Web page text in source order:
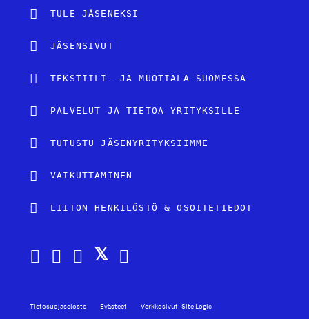
TULE JÄSENEKSI
JÄSENSIVUT
TEKSTIILI- JA MUOTIALA SUOMESSA
PALVELUT JA TIETOA YRITYKSILLE
TUTUSTU JÄSENYRITYKSIIMME
VAIKUTTAMINEN
LIITON HENKILÖSTÖ & OSOITETIEDOT
Tietosuojaseloste Evästeet Verkkosivut: Site Logic